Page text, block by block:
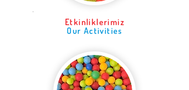
Etkinliklerimiz
Our Activities